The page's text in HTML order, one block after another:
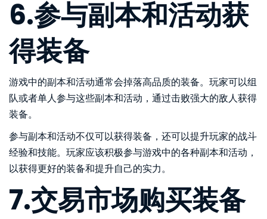
6.参与副本和活动获
得装备
游戏中的副本和活动通常会掉落高品质的装备。玩家可以组
队或者单人参与这些副本和活动，通过击败强大的敌人获得
装备。
参与副本和活动不仅可以获得装备，还可以提升玩家的战斗
经验和技能。玩家应该积极参与游戏中的各种副本和活动，
以获得更好的装备和提升自己的实力。
7.交易市场购买装备